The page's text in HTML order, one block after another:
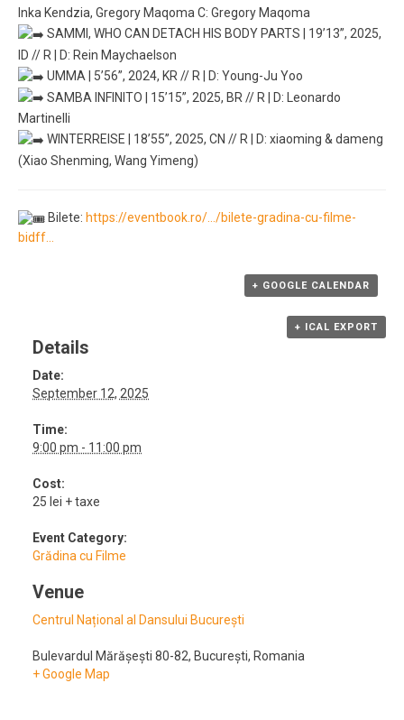
Inka Kendzia, Gregory Maqoma C: Gregory Maqoma
SAMMI, WHO CAN DETACH HIS BODY PARTS | 19’13”, 2025,
ID // R | D: Rein Maychaelson
UMMA | 5’56”, 2024, KR // R | D: Young-Ju Yoo
SAMBA INFINITO | 15’15”, 2025, BR // R | D: Leonardo
Martinelli
WINTERREISE | 18’55”, 2025, CN // R | D: xiaoming & dameng
(Xiao Shenming, Wang Yimeng)
Bilete: https://eventbook.ro/…/bilete-gradina-cu-filme-
bidff…
+ GOOGLE CALENDAR
+ ICAL EXPORT
Details
Date:
September 12, 2025
Time:
9:00 pm - 11:00 pm
Cost:
25 lei + taxe
Event Category:
Grădina cu Filme
Venue
Centrul Național al Dansului București
Bulevardul Mărășești 80-82, București, Romania
+ Google Map